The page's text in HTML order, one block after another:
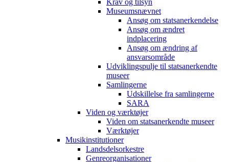
Krav og tilsyn
Museumsnævnet
Ansøg om statsanerkendelse
Ansøg om ændret
indplacering
Ansøg om ændring af
ansvarsområde
Udviklingspulje til statsanerkendte
museer
Samlingerne
Udskillelse fra samlingerne
SARA
Viden og værktøjer
Viden om statsanerkendte museer
Værktøjer
Musikinstitutioner
Landsdelsorkestre
Genreorganisationer